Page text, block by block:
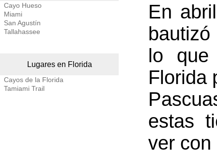
Cayo Hueso
Miami
San Agustín
Tallahassee
Lugares en Florida
Cayos de la Florida
Tamiami Trail
En
lo
Florida
estas
ver con